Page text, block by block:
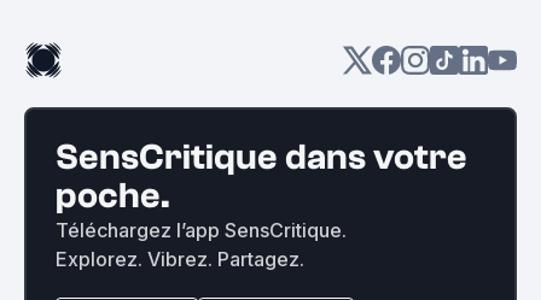
SensCritique dans votre
poche.
Téléchargez l’app SensCritique.
Explorez. Vibrez. Partagez.